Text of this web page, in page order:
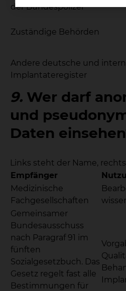
der Bundespolizei
Zuständige Behörden
Andere deutsche und
Implantateregister
9. Wer darf
und
Daten
Links steht der Name,
Empfänger
Medizinische
Fachgesellschaften
Gemeinsamer
Bundesausschuss
nach Paragraf 91 im
fünften
Sozialgesetzbuch. Das
Gesetz regelt fast alle
Bestimmungen für